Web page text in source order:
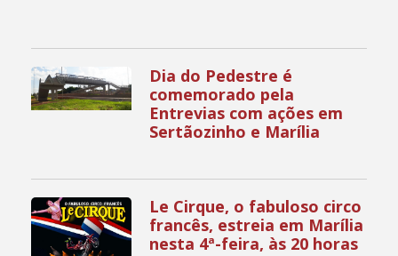
Dia do Pedestre é
comemorado pela
Entrevias com ações em
Sertãozinho e Marília
Le Cirque, o fabuloso circo
francês, estreia em Marília
nesta 4ª-feira, às 20 horas